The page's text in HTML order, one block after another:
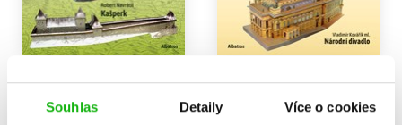
Souhlas Detaily Více o cookies
Robert Navrátil Vladimír Kovářík